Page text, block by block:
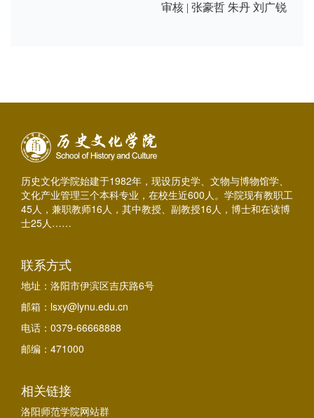
审核 | 张豪哲 朱丹 刘广锐
历史文化学院始建于1982年，现设历史学、文物与博物馆学、
文化产业管理三个本科专业，在校生近600人。学院现有教职工
45人，兼职教师16人，其中教授、副教授16人，博士和在读博
士25人……
联系方式
地址：洛阳市伊滨区吉庆路6号
邮箱：lsxy@lynu.edu.cn
电话：0379-66668888
邮编：471000
相关链接
洛阳师范学院网站群